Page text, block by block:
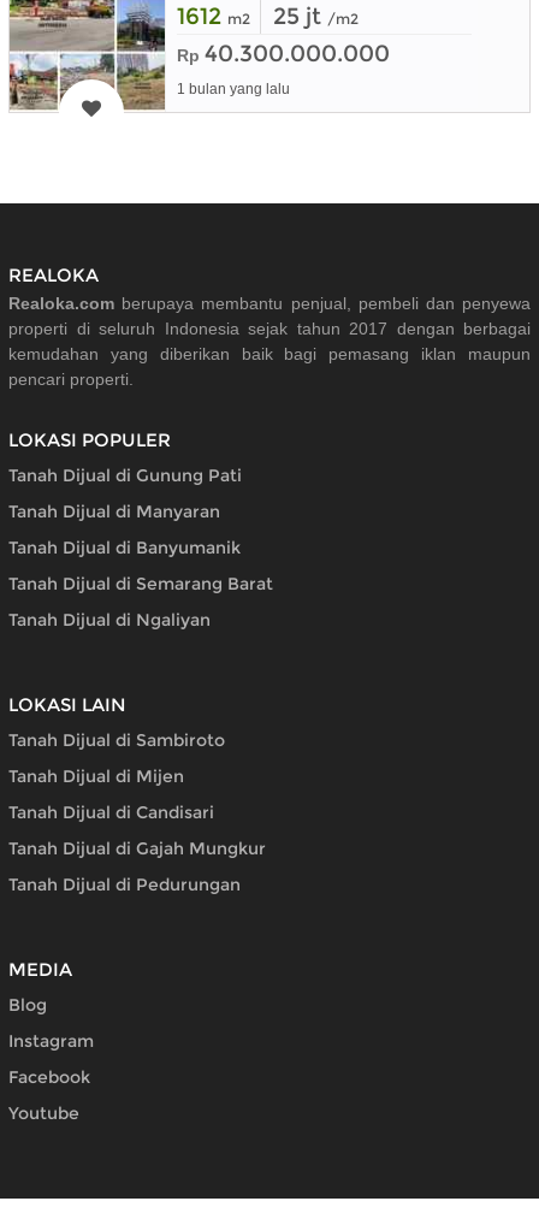
1612 m2 25 jt /m2
Rp 40.300.000.000
1 bulan yang lalu
REALOKA
Realoka.com berupaya membantu penjual, pembeli dan penyewa
properti di seluruh Indonesia sejak tahun 2017 dengan berbagai
kemudahan yang diberikan baik bagi pemasang iklan maupun
pencari properti.
LOKASI POPULER
Tanah Dijual di Gunung Pati
Tanah Dijual di Manyaran
Tanah Dijual di Banyumanik
Tanah Dijual di Semarang Barat
Tanah Dijual di Ngaliyan
LOKASI LAIN
Tanah Dijual di Sambiroto
Tanah Dijual di Mijen
Tanah Dijual di Candisari
Tanah Dijual di Gajah Mungkur
Tanah Dijual di Pedurungan
MEDIA
Blog
Instagram
Facebook
Youtube